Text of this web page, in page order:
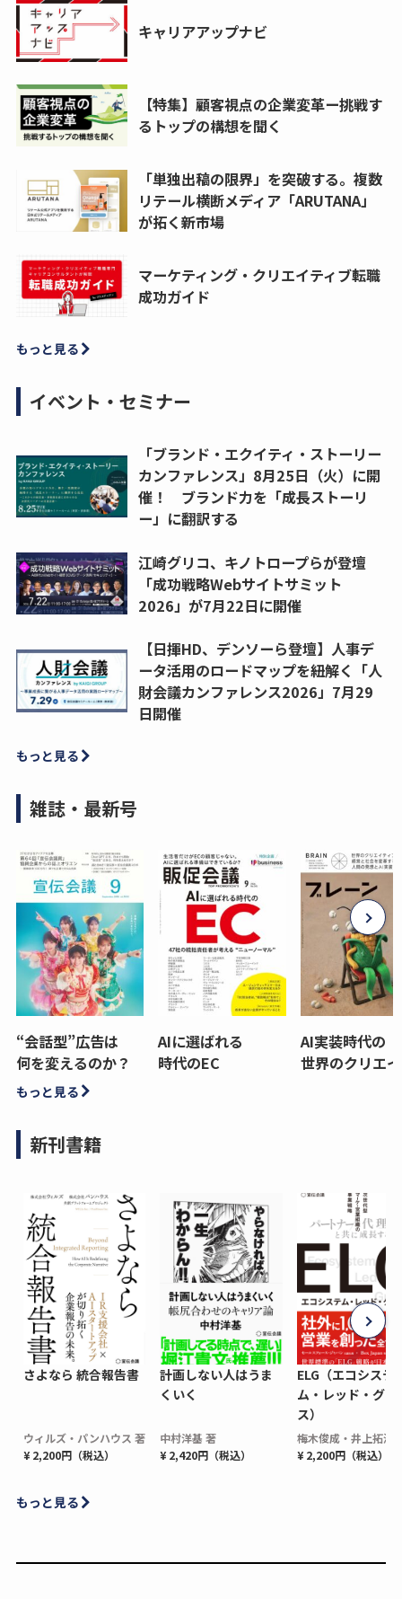
キャリアアップナビ
【特集】顧客視点の企業変革ー挑戦す
るトップの構想を聞く
「単独出稿の限界」を突破する。複数
リテール横断メディア「ARUTANA」
が拓く新市場
マーケティング・クリエイティブ転職
成功ガイド
もっと見る
イベント・セミナー
「ブランド・エクイティ・ストーリー
カンファレンス」8月25日（火）に開
催！ ブランド力を「成長ストーリ
ー」に翻訳する
江崎グリコ、キノトロープらが登壇
「成功戦略Webサイトサミット
2026」が7月22日に開催
【日揮HD、デンソーら登壇】人事デ
ータ活用のロードマップを紐解く「人
財会議カンファレンス2026」7月29
日開催
もっと見る
雑誌・最新号
“会話型”広告は
何を変えるのか？
AIに選ばれる
時代のEC
AI実装時代の
世界のクリエ
もっと見る
新刊書籍
さよなら 統合報告書
ウィルズ・パンハウス 著
¥ 2,200円（税込）
計画しない人はうま
くいく
中村洋基 著
¥ 2,420円（税込）
ELG（エコシステ
ム・レッド・グロ
ス）
梅木俊成・井上拓海
¥ 2,200円（税込）
もっと見る